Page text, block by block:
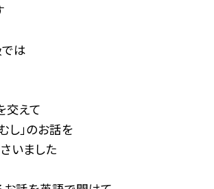
は
交えて
し」のお話を
いました